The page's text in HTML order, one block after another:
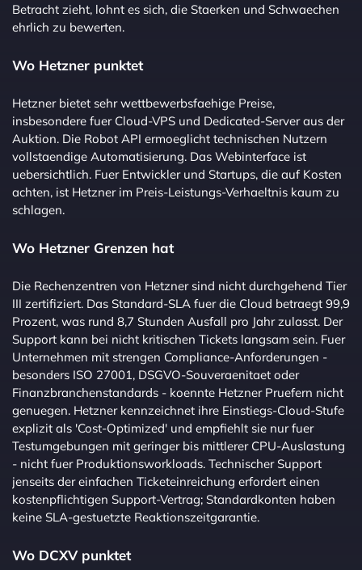
Betracht zieht, lohnt es sich, die Staerken und Schwaechen
ehrlich zu bewerten.
Wo Hetzner punktet
Hetzner bietet sehr wettbewerbsfaehige Preise,
insbesondere fuer Cloud-VPS und Dedicated-Server aus der
Auktion. Die Robot API ermoeglicht technischen Nutzern
vollstaendige Automatisierung. Das Webinterface ist
uebersichtlich. Fuer Entwickler und Startups, die auf Kosten
achten, ist Hetzner im Preis-Leistungs-Verhaeltnis kaum zu
schlagen.
Wo Hetzner Grenzen hat
Die Rechenzentren von Hetzner sind nicht durchgehend Tier
III zertifiziert. Das Standard-SLA fuer die Cloud betraegt 99,9
Prozent, was rund 8,7 Stunden Ausfall pro Jahr zulasst. Der
Support kann bei nicht kritischen Tickets langsam sein. Fuer
Unternehmen mit strengen Compliance-Anforderungen -
besonders ISO 27001, DSGVO-Souveraenitaet oder
Finanzbranchenstandards - koennte Hetzner Pruefern nicht
genuegen. Hetzner kennzeichnet ihre Einstiegs-Cloud-Stufe
explizit als 'Cost-Optimized' und empfiehlt sie nur fuer
Testumgebungen mit geringer bis mittlerer CPU-Auslastung
- nicht fuer Produktionsworkloads. Technischer Support
jenseits der einfachen Ticketeinreichung erfordert einen
kostenpflichtigen Support-Vertrag; Standardkonten haben
keine SLA-gestuetzte Reaktionszeitgarantie.
Wo DCXV punktet